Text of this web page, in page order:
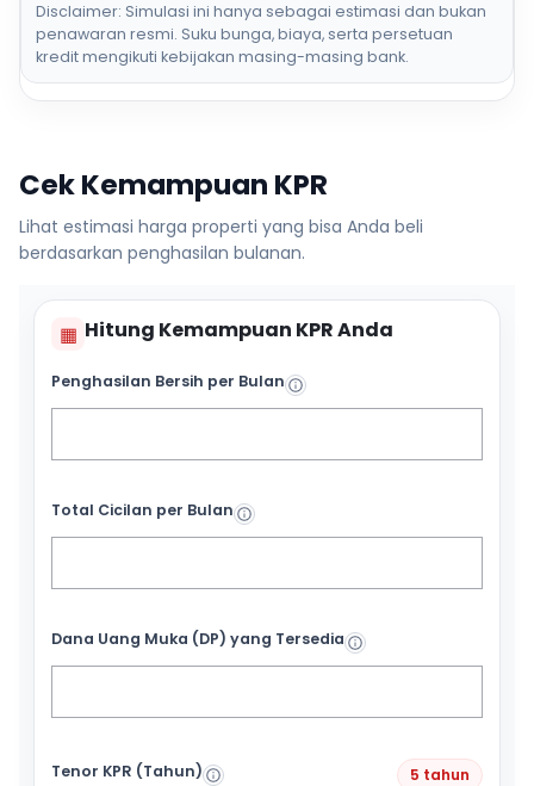
Disclaimer: Simulasi ini hanya sebagai estimasi dan bukan
penawaran resmi. Suku bunga, biaya, serta persetuan
kredit mengikuti kebijakan masing-masing bank.
Cek Kemampuan KPR
Lihat estimasi harga properti yang bisa Anda beli
berdasarkan penghasilan bulanan.
▦ Hitung Kemampuan KPR Anda
Penghasilan Bersih per Bulan
Total Cicilan per Bulan
Dana Uang Muka (DP) yang Tersedia
Tenor KPR (Tahun) 5 tahun